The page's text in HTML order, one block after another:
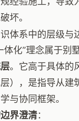
坏。
体系中的层级与
体化”理念属于别
。它高于具体的
），是指导从建
与协同框架。
界澄清：